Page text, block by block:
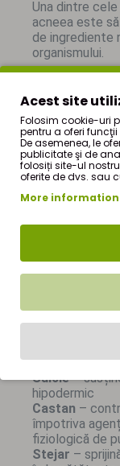
Una dintre
acneea este
de ingrediente
organismului.
viață cât mai
și legume
hidratare
Pentru a
folosiți și
Este
Dacă te
Acest mix de
conține mai
Salcie–
hipodermic
Castan –
împotriva
fiziologică de
Stejar –
Acest site
Folosim cookie-uri
pentru a oferi
De asemenea, le
publicitate şi de
folosiți site-ul
oferite de dvs. sau
More information